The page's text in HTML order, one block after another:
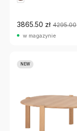
3865.50 zł 4295.00
w magazynie
NEW